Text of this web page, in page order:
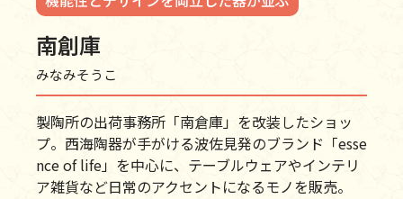
南創庫
みなみそうこ
製陶所の出荷事務所「南倉庫」を改装したショッ
プ。西海陶器が手がける波佐見発のブランド「esse
nce of life」を中心に、テーブルウェアやインテリ
ア雑貨など日常のアクセントになるモノを販売。